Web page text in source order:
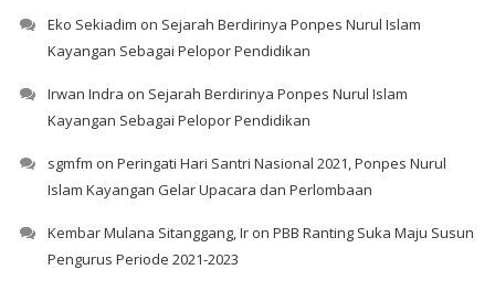
Eko Sekiadim on Sejarah Berdirinya Ponpes Nurul Islam
Kayangan Sebagai Pelopor Pendidikan
Irwan Indra on Sejarah Berdirinya Ponpes Nurul Islam
Kayangan Sebagai Pelopor Pendidikan
sgmfm on Peringati Hari Santri Nasional 2021, Ponpes Nurul
Islam Kayangan Gelar Upacara dan Perlombaan
Kembar Mulana Sitanggang, Iron PBB Ranting Suka Maju Susun
Pengurus Periode 2021-2023